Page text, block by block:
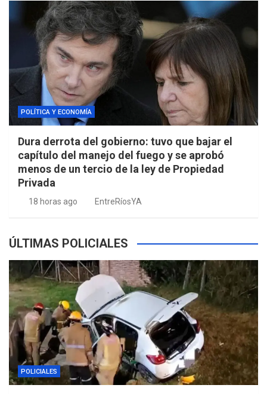
POLÍTICA Y ECONOMÍA
Dura derrota del gobierno: tuvo que bajar el
capítulo del manejo del fuego y se aprobó
menos de un tercio de la ley de Propiedad
Privada
18 horas ago EntreRíosYA
ÚLTIMAS POLICIALES
POLICIALES